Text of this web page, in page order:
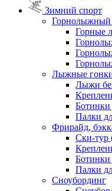
Зимний спорт
Горнолыжный
Горные
Лыжные
Лыжи
Палки
Фрирайд,
Ски-тур
Ботинки
Палки
Сноубординг